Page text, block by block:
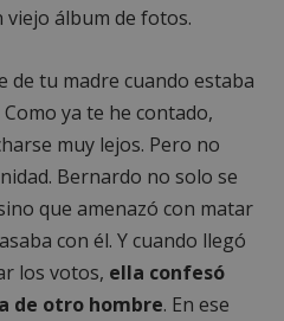
viejo álbum de fotos.
tu madre cuando estaba
ya te he contado,
muy lejos. Pero no
Bernardo no solo se
que amenazó con matar
con él. Y cuando llegó
los votos, ella confesó
de otro hombre. En ese